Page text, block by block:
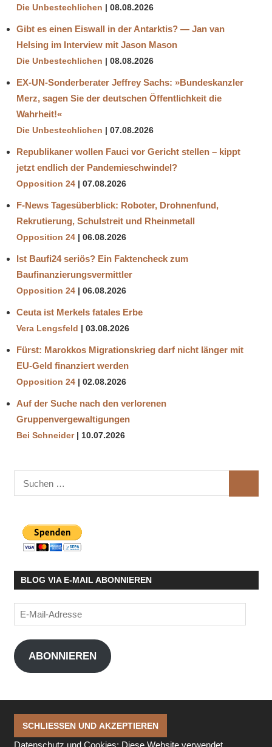
Die Unbestechlichen 08.08.2026
Gibt es einen Eiswall in der Antarktis? — Jan van
Helsing im Interview mit Jason Mason
Die Unbestechlichen 08.08.2026
EX-UN-Sonderberater Jeffrey Sachs: »Bundeskanzler
Merz, sagen Sie der deutschen Öffentlichkeit die
Wahrheit!«
Die Unbestechlichen 07.08.2026
Republikaner wollen Fauci vor Gericht stellen – kippt
jetzt endlich der Pandemieschwindel?
Opposition 24 07.08.2026
F-News Tagesüberblick: Roboter, Drohnenfund,
Rekrutierung, Schulstreit und Rheinmetall
Opposition 24 06.08.2026
Ist Baufi24 seriös? Ein Faktencheck zum
Baufinanzierungsvermittler
Opposition 24 06.08.2026
Ceuta ist Merkels fatales Erbe
Vera Lengsfeld 03.08.2026
Fürst: Marokkos Migrationskrieg darf nicht länger mit
EU-Geld finanziert werden
Opposition 24 02.08.2026
Auf der Suche nach den verlorenen
Gruppenvergewaltigungen
Bei Schneider 10.07.2026
Suchen
nach:
BLOG VIA E-MAIL ABONNIEREN
E-
Mail-
Adresse
ABONNIEREN
Datenschutz und Cookies: Diese Website verwendet